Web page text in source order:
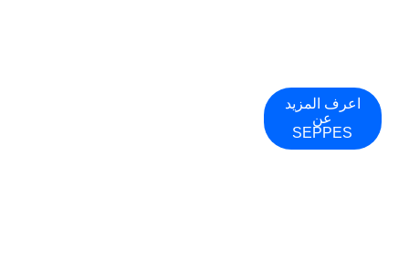
اعرف المزيد
عن
SEPPES